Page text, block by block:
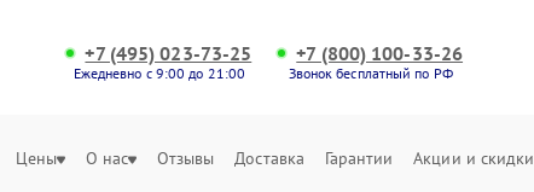
+7 (495) 023-73-25
Ежедневно с 9:00 до 21:00
+7 (800) 100-33-26
Звонок бесплатный по РФ
Цены О нас Отзывы Доставка Гарантии Акции и скидки